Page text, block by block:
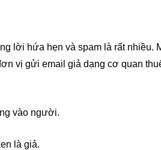
lời hứa hẹn và spam là rất nhiều.
vị gửi email giả dạng cơ quan
vào người.
là giả.